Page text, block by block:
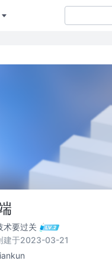
术要过关
建于2023-03-21